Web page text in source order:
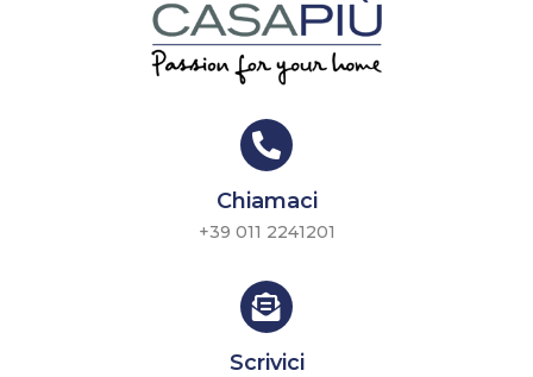

Chiamaci
+39 011 2241201

Scrivici